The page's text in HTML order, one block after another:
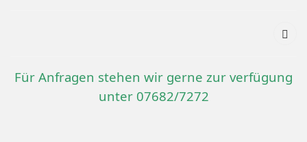
Für Anfragen stehen wir gerne zur verfügung
unter 07682/7272